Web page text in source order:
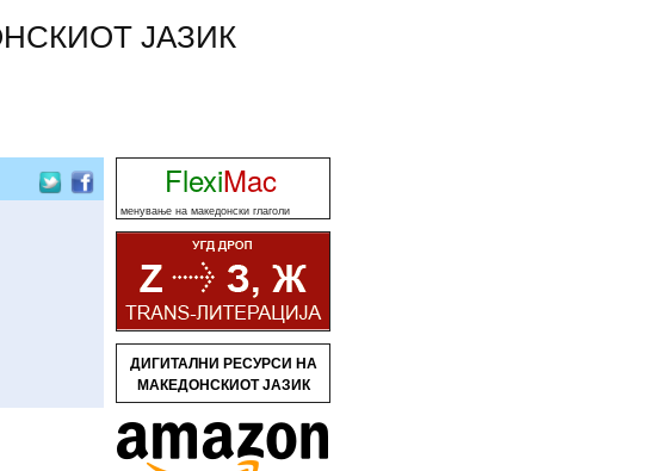
ЈАЗИК
FlexiMac
менување на македонски глаголи
ДИГИТАЛНИ РЕСУРСИ НА
МАКЕДОНСКИОТ ЈАЗИК